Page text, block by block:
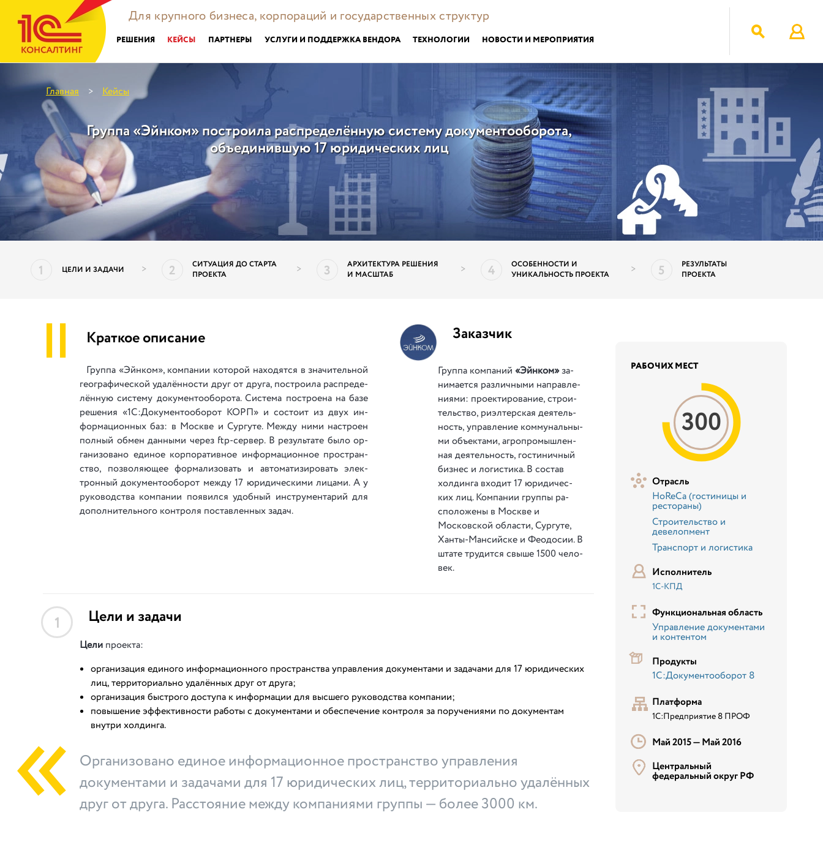
Для крупного бизнеса, корпораций и государственных структур
РЕШЕНИЯ КЕЙСЫ ПАРТНЕРЫ УСЛУГИ И ПОДДЕРЖКА ВЕНДОРА ТЕХНОЛОГИИ НОВОСТИ И МЕРОПРИЯТИЯ
Главная > Кейсы
Группа «Эйнком» построила распределённую систему документооборота,
объединившую 17 юридических лиц
1 ЦЕЛИ И ЗАДАЧИ > 2
СИТУАЦИЯ ДО СТАРТА
ПРОЕКТА
> 3
АРХИТЕКТУРА РЕШЕНИЯ
И МАСШТАБ
> 4
ОСОБЕННОСТИ И
УНИКАЛЬНОСТЬ ПРОЕКТА
> 5
РЕЗУЛЬТАТЫ
ПРОЕКТА
|| Краткое описание
Группа «Эйнком», ком­па­нии ко­то­рой на­хо­дя­тся в зна­чи­тель­ной
ге­о­гра­фи­че­ской уда­лён­но­сти друг от дру­га, по­стро­и­ла рас­пре­де­
лён­ную си­сте­му до­ку­мен­то­о­бо­ро­та. Си­сте­ма по­стро­е­на на ба­зе
ре­ше­ния «1С:Документооборот КОРП» и со­сто­ит из двух ин­
фор­ма­ци­он­ных баз: в Москве и Сургуте. Ме­жду ни­ми на­стро­ен
пол­ный обмен дан­ны­ми че­рез ftp-сер­вер. В ре­зуль­та­те бы­ло ор­
га­ни­зо­ва­но еди­ное кор­по­ра­ти­вное ин­фор­ма­ци­он­ное про­стран­
ство, по­зво­ля­ю­щее фор­ма­ли­зо­вать и авто­ма­ти­зи­ро­вать элек­
трон­ный до­ку­мен­то­обо­рот ме­жду 17 юри­ди­че­ски­ми ли­ца­ми. А у
ру­ко­вод­ства ком­па­нии по­я­вил­ся удоб­ный ин­стру­мен­та­рий для
до­пол­ни­тель­но­го кон­тро­ля по­ста­влен­ных за­дач.
Заказчик
Группа компаний«Эйнком»за­
ни­ма­е­тся ра­зли­чны­ми на­пра­вле­
ни­я­ми: про­е­кти­ро­ва­ние, стро­и­
тель­ство, ри­эл­тер­ская де­я­тель­
ность, упра­вле­ние ком­му­наль­ны­
ми объек­та­ми, агро­про­мы­шлен­
ная де­я­тель­ность, го­сти­ни­чный
биз­нес и ло­ги­сти­ка. В со­став
хол­дин­га вхо­дит 17 юри­ди­чес­
ких лиц. Ком­па­нии груп­пы ра­
спо­ло­же­ны в Москве и
Московской обла­сти, Сургуте,
Ханты-Мансийске и Феодосии. В
шта­те тру­ди­тся свы­ше 1500 че­ло­
век.
1 Цели и задачи
Цели проекта:
организация единого информационного пространства управления документами и задачами для 17 юридических
лиц, территориально удалённых друг от друга;
организация быстрого доступа к информации для высшего руководства компании;
повышение эффективности работы с документами и обеспечение контроля за поручениями по документам
внутри холдинга.
Организовано единое информационное пространство управления
документами и задачами для 17 юридических лиц, территориально удалённых
друг от друга. Расстояние между компаниями группы — более 3000 км.
РАБОЧИХ МЕСТ
300
Отрасль
HoReCa (гостиницы и
рестораны)
Строительство и
девелопмент
Транспорт и логистика
Исполнитель
1С-КПД
Функциональная область
Управление документами
и контентом
Продукты
1С:Документооборот 8
Платформа
1С:Предприятие 8 ПРОФ
Май 2015 —Май 2016
Центральный
федеральный округ РФ